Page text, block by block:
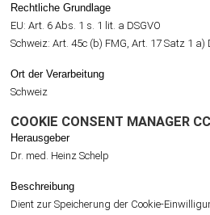
Rechtliche Grundlage
EU: Art. 6 Abs. 1 s. 1 lit. a DSGVO
Schweiz: Art. 45c (b) FMG, Art. 17 Satz 1 a)
Ort der Verarbeitung
Schweiz
COOKIE CONSENT MANAGER
Herausgeber
Dr. med. Heinz Schelp
Beschreibung
Dient zur Speicherung der Cookie-